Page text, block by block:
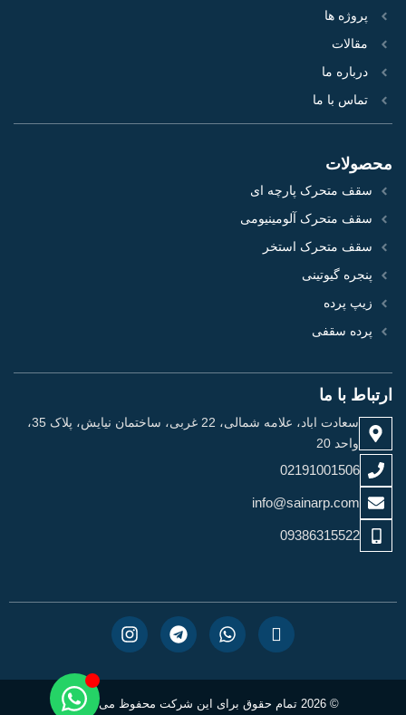
پروژه‌ ها
مقالات
درباره ما
تماس با ما
محصولات
سقف متحرک پارچه ای
سقف متحرک آلومینیومی
سقف متحرک استخر
پنجره گیوتینی
زیپ پرده
پرده سقفی
ارتباط با ما
سعادت اباد، علامه شمالی، 22 غربی، ساختمان نیایش، پلاک 35،
واحد 20
02191001506
info@sainarp.com
09386315522
© 2026 تمام حقوق برای این شرکت محفوظ می باشد.